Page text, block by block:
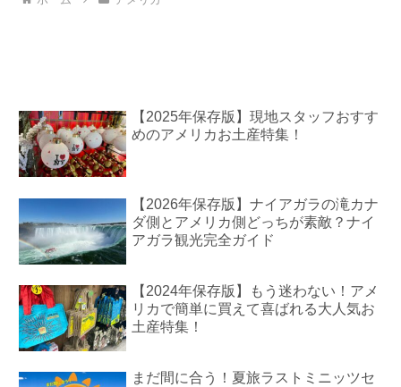
【2025年保存版】現地スタッフおすす
めのアメリカお土産特集！
【2026年保存版】ナイアガラの滝カナ
ダ側とアメリカ側どっちが素敵？ナイ
アガラ観光完全ガイド
【2024年保存版】もう迷わない！アメ
リカで簡単に買えて喜ばれる大人気お
土産特集！
まだ間に合う！夏旅ラストミニッツセ